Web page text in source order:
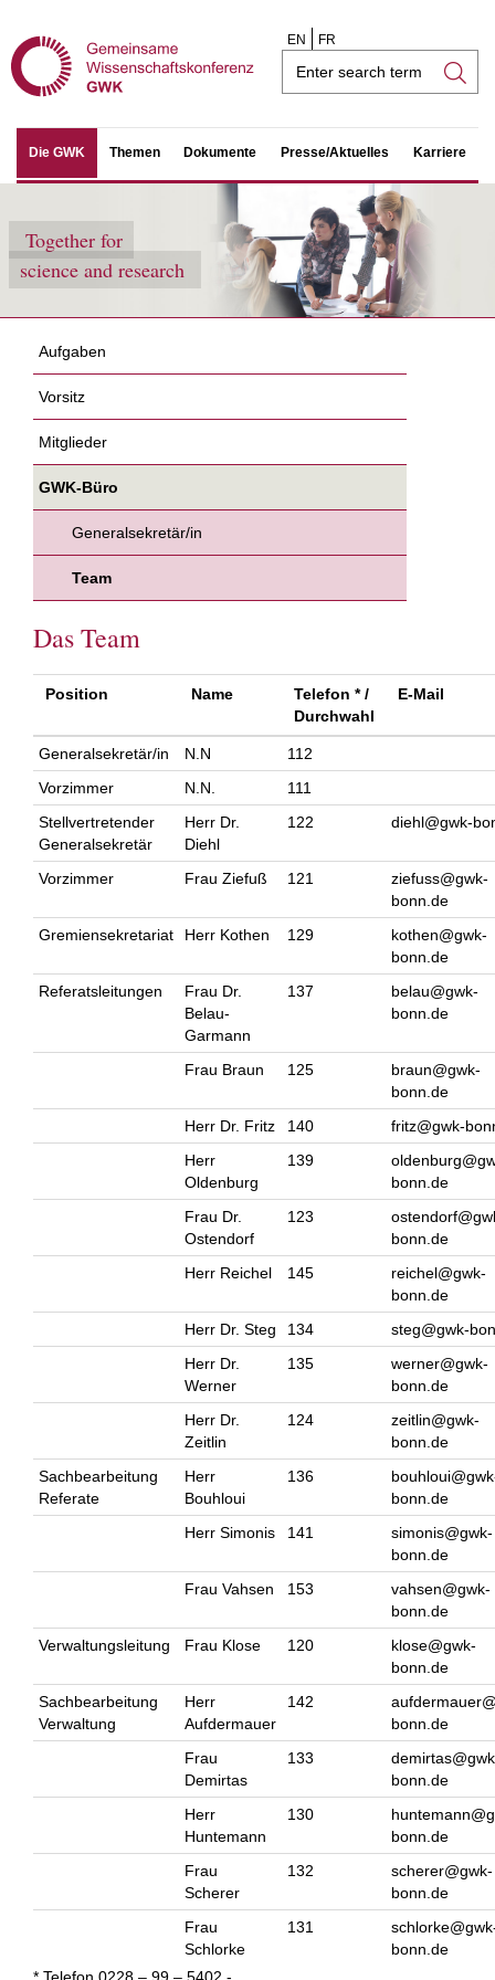
EN FR
Search
Die GWK Themen Dokumente Presse/Aktuelles Karriere
Together for
science and research
Aufgaben
Vorsitz
Mitglieder
GWK-Büro
Generalsekretär/in
Team
Das Team
Position Name
Telefon * /
Durchwahl
E-Mail
Generalsekretär/in N.N
112
Vorzimmer
N.N.
111
Stellvertretender
Generalsekretär
Herr Dr.
Diehl
122 diehl@gwk-
Vorzimmer Frau Ziefuß 121
ziefuss@gwk-
bonn.de
Gremiensekretariat
Herr Kothen 129
kothen@gwk-
bonn.de
Referatsleitungen
Frau Dr.
Belau-
Garmann
137
belau@gwk-
bonn.de
Frau Braun 125
braun@gwk-
bonn.de
Herr Dr. Fritz
140
fritz@gwk-
Herr
Oldenburg
139
bonn.de
Frau Dr.
Ostendorf
123
bonn.de
Herr Reichel
145
reichel@gwk-
bonn.de
Herr Dr. Steg
134
steg@gwk-
Herr Dr.
Werner
135
werner@gwk-
bonn.de
Herr Dr.
Zeitlin
124
zeitlin@gwk-
bonn.de
Sachbearbeitung
Referate
Herr
Bouhloui
136
bonn.de
Herr Simonis
141
simonis@gwk-
bonn.de
Frau Vahsen
153
vahsen@gwk-
bonn.de
Verwaltungsleitung
Frau Klose 120
klose@gwk-
bonn.de
Sachbearbeitung
Verwaltung
Herr
Aufdermauer
142
bonn.de
Frau
Demirtas
133
bonn.de
Herr
Huntemann
130
bonn.de
Frau
Scherer
132
scherer@gwk-
bonn.de
Frau
Schlorke
131
bonn.de